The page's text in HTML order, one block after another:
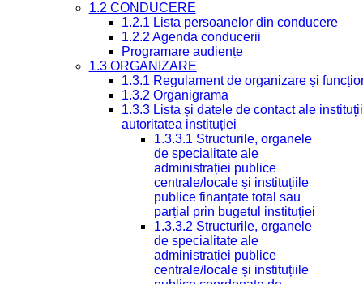
1.2 CONDUCERE
1.2.1 Lista persoanelor din conducere
1.2.2 Agenda conducerii
Programare audiențe
1.3 ORGANIZARE
1.3.1 Regulament de organizare și
1.3.2 Organigrama
1.3.3 Lista și datele de contact ale
autoritatea instituției
1.3.3.1 Structurile, organele
de specialitate ale
administrației publice
centrale/locale și instituțiile
publice finanțate total sau
parțial prin bugetul instituției
1.3.3.2 Structurile, organele
de specialitate ale
administrației publice
centrale/locale și instituțiile